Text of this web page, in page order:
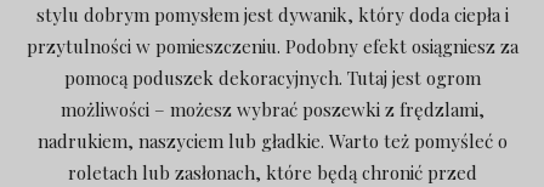
stylu dobrym pomysłem jest dywanik, który doda ciepła i
przytulności w pomieszczeniu. Podobny efekt osiągniesz za
pomocą poduszek dekoracyjnych. Tutaj jest ogrom
możliwości – możesz wybrać poszewki z frędzlami,
nadrukiem, naszyciem lub gładkie. Warto też pomyśleć o
roletach lub zasłonach, które będą chronić przed